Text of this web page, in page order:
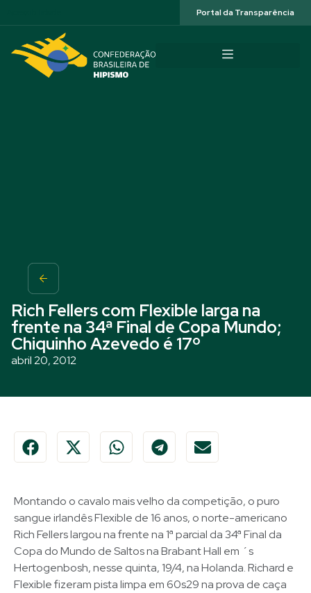
Portal da Transparência
Rich Fellers com Flexible larga na
frente na 34ª Final de Copa Mundo;
Chiquinho Azevedo é 17º
abril 20, 2012
Montando o cavalo mais velho da competição, o puro
sangue irlandês Flexible de 16 anos, o norte-americano
Rich Fellers largou na frente na 1ª parcial da 34ª Final da
Copa do Mundo de Saltos na Brabant Hall em ´s
Hertogenbosh, nesse quinta, 19/4, na Holanda. Richard e
Flexible fizeram pista limpa em 60s29 na prova de caça